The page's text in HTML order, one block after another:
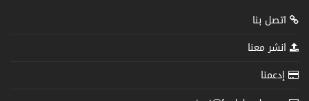
اتصل بنا
انشر معنا
إدعمنا